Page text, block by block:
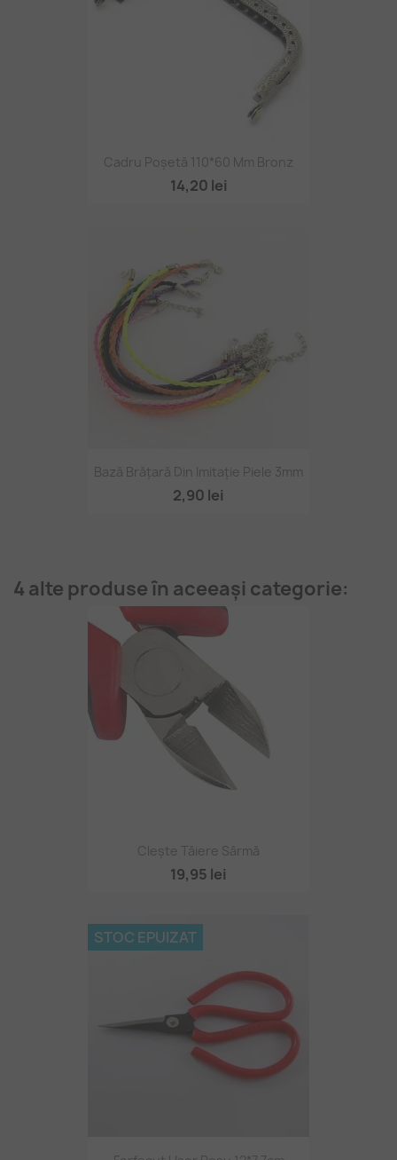
Cadru Poșetă 110*60 Mm Bronz
14,20 lei
Bază Brățară Din Imitație Piele 3mm
2,90 lei
4 alte produse în aceeași categorie:
Clește Tăiere Sârmă
19,95 lei
STOC EPUIZAT